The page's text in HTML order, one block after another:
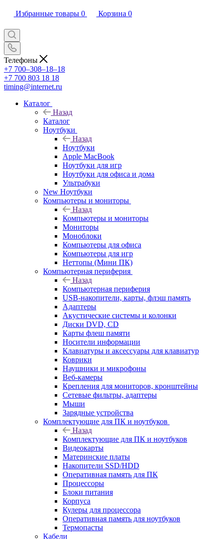
Избранные товары 0 Корзина 0
Телефоны
+7 700‒308‒18‒18
+7 700 803 18 18
timing@internet.ru
Каталог
Назад
Каталог
Ноутбуки
Назад
Ноутбуки
Apple MacBook
Ноутбуки для игр
Ноутбуки для офиса и дома
Ультрабуки
New Ноутбуки
Компьютеры и мониторы
Назад
Компьютеры и мониторы
Мониторы
Моноблоки
Компьютеры для офиса
Компьютеры для игр
Неттопы (Мини ПК)
Компьютерная периферия
Назад
Компьютерная периферия
USB-накопители, карты, флэш память
Адаптеры
Акустические системы и колонки
Диски DVD, CD
Карты флеш памяти
Носители информации
Клавиатуры и аксессуары для клавиатур
Коврики
Наушники и микрофоны
Веб-камеры
Крепления для мониторов, кронштейны
Сетевые фильтры, адаптеры
Мыши
Зарядные устройства
Комплектующие для ПК и ноутбуков
Назад
Комплектующие для ПК и ноутбуков
Видеокарты
Материнские платы
Накопители SSD/HDD
Оперативная память для ПК
Процессоры
Блоки питания
Корпуса
Кулеры для процессора
Оперативная память для ноутбуков
Термопасты
Кабели